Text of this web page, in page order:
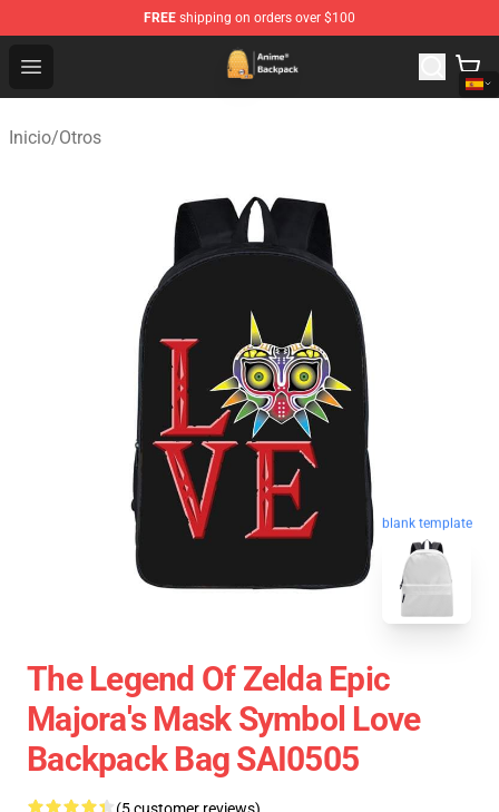
FREE shipping on orders over $100
Open menu
Anime Backpack Shop - Official Anime Backpack Store
Inicio/Otros
blank template
The Legend Of Zelda Epic
Majora's Mask Symbol Love
Backpack Bag SAI0505